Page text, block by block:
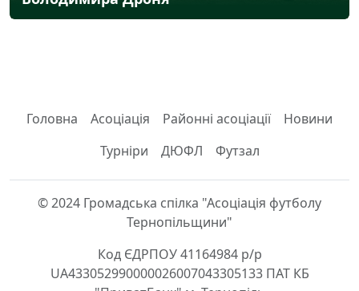
Головна Асоціація Районні асоціації
Новини
Турніри
ДЮФЛ Футзал
© 2024 Громадська спілка "Асоціація футболу
Тернопільщини"
Код ЄДРПОУ 41164984 р/р
UA433052990000026007043305133 ПАТ КБ